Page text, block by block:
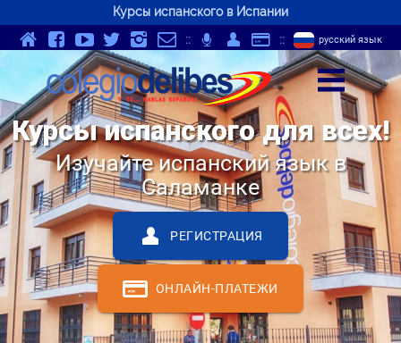
Курсы испанского в Испании
v Y K } - p :: ; Q S :: русский язык
z
Курсы испанского для всех!
Изучайте испанский язык в
Саламанке
Q РЕГИСТРАЦИЯ
S ОНЛАЙН-ПЛАТЕЖИ